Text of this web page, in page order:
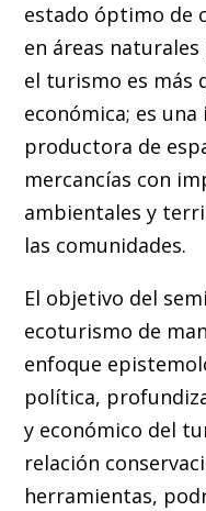
estado óptimo de
en áreas
el turismo es más
económica; es
productora de
mercancías con
ambientales y
las comunidades.
El objetivo del
ecoturismo de
enfoque
política,
y económico del
relación
herramientas,